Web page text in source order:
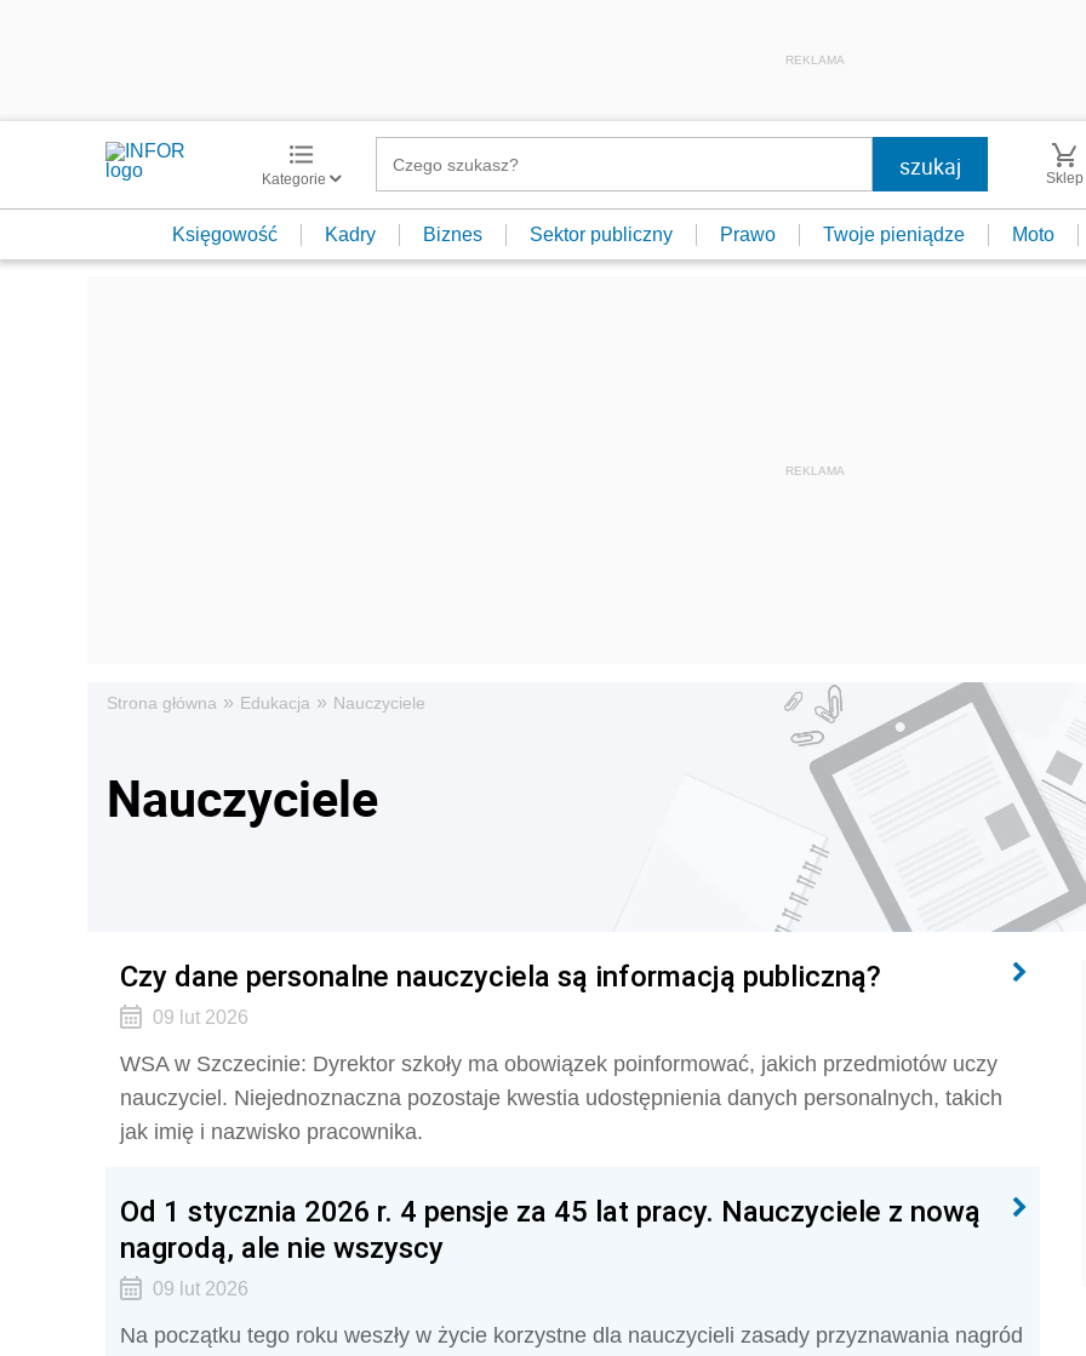
REKLAMA
Kategorie Sklep
Księgowość Kadry Biznes Sektor publiczny Prawo Twoje pieniądze Moto
Strona główna » Edukacja » Nauczyciele
Nauczyciele
Czy dane personalne nauczyciela są informacją publiczną?
09 lut 2026
WSA w Szczecinie: Dyrektor szkoły ma obowiązek poinformować, jakich przedmiotów uczy
nauczyciel. Niejednoznaczna pozostaje kwestia udostępnienia danych personalnych, takich
jak imię i nazwisko pracownika.
Od 1 stycznia 2026 r. 4 pensje za 45 lat pracy. Nauczyciele z nową
nagrodą, ale nie wszyscy
09 lut 2026
Na początku tego roku weszły w życie korzystne dla nauczycieli zasady przyznawania nagród